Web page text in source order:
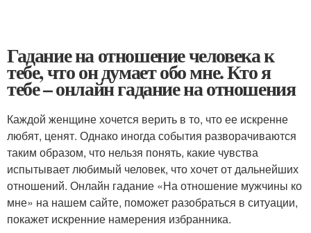
Гадание на отношение человека к
тебе, что он думает обо мне. Кто я
тебе – онлайн гадание на отношения
Каждой женщине хочется верить в то, что ее искренне
любят, ценят. Однако иногда события разворачиваются
таким образом, что нельзя понять, какие чувства
испытывает любимый человек, что хочет от дальнейших
отношений. Онлайн гадание «На отношение мужчины ко
мне» на нашем сайте, поможет разобраться в ситуации,
покажет искренние намерения избранника.